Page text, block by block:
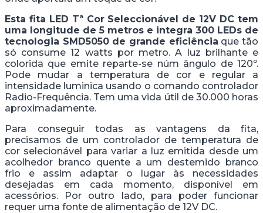
Esta fita LED Tª Cor Seleccionável de 12V DC tem
uma longitude de 5 metros e integra 300 LEDs de
tecnologia SMD5050 de grande eficiência que tão
só consume 12 watts por metro. A luz brilhante e
colorida que emite reparte-se núm ângulo de 120º.
Pode mudar a temperatura de cor e regular a
intensidade luminica usando o comando controlador
Radio-Frequência. Tem uma vida útil de 30.000 horas
aproximadamente.
Para conseguir todas as vantagens da fita,
precisamos de um controlador de temperatura de
cor selecionável para variar a luz emitida desde um
acolhedor branco quente a um destemido branco
frio e assim adaptar o lugar às necessidades
desejadas em cada momento, disponível em
acessórios. Por outro lado, para poder funcionar
requer uma fonte de alimentação de 12V DC.